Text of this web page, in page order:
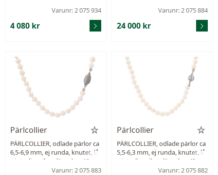
ängd 44,5 cm, vikt 11,3 g, skört
Varunr: 2 075 934
4 080 kr
Varunr: 2 075 884
24 000 kr
Pärlcollier
PÄRLCOLLIER, odlade pärlor ca
6,5-6,9 mm, ej runda, knutet, lå
s i sterlingsilver, längd ca 46 cm.
Varunr: 2 075 883
Pärlcollier
PÄRLCOLLIER, odlade pärlor ca
5,5-6,3 mm, ej runda, knutet, lå
s i sterlingsilver, längd ca 43 cm.
Varunr: 2 075 882